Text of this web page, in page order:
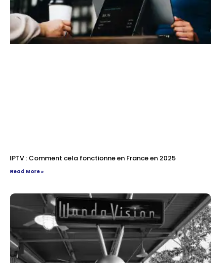
IPTV : Comment cela fonctionne en France en 2025
Read More »